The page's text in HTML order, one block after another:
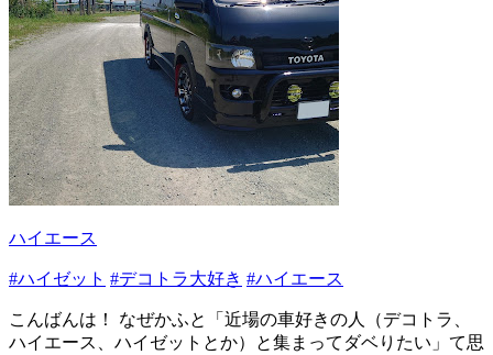
ハイエース
#ハイゼット #デコトラ大好き #ハイエース
こんばんは！ なぜかふと「近場の車好きの人（デコトラ、
ハイエース、ハイゼットとか）と集まってダベりたい」て思